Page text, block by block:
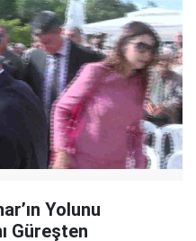
Yolunu
Güreşten